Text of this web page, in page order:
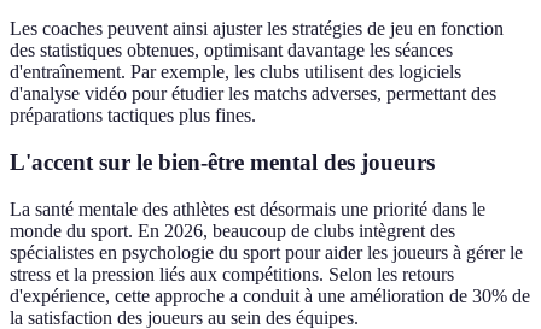
Les coaches peuvent ainsi ajuster les stratégies de jeu en fonction
des statistiques obtenues, optimisant davantage les séances
d'entraînement. Par exemple, les clubs utilisent des logiciels
d'analyse vidéo pour étudier les matchs adverses, permettant des
préparations tactiques plus fines.
L'accent sur le bien-être mental des joueurs
La santé mentale des athlètes est désormais une priorité dans le
monde du sport. En 2026, beaucoup de clubs intègrent des
spécialistes en psychologie du sport pour aider les joueurs à gérer le
stress et la pression liés aux compétitions. Selon les retours
d'expérience, cette approche a conduit à une amélioration de 30% de
la satisfaction des joueurs au sein des équipes.